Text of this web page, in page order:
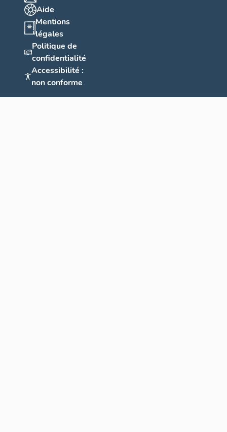
Aide
Mentions
légales
Politique de
confidentialité
Accessibilité :
non conforme